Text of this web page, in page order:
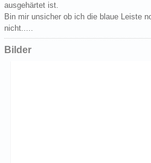
ausgehärtet ist.
Bin mir unsicher ob ich die blaue Leiste
nicht.....
Bilder